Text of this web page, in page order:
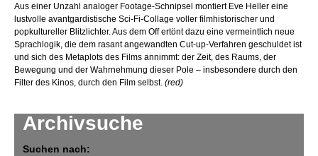
Archivsuche
Suchen nach:
Aus einer Unzahl analoger Footage-Schnipsel montiert Eve Heller eine
lustvolle avantgardistische Sci-Fi-Collage voller filmhistorischer und
popkultureller Blitzlichter. Aus dem Off ertönt dazu eine vermeintlich neue
Sprachlogik, die dem rasant angewandten Cut-up-Verfahren geschuldet ist
und sich des Metaplots des Films annimmt: der Zeit, des Raums, der
Bewegung und der Wahrnehmung dieser Pole – insbesondere durch den
Filter des Kinos, durch den Film selbst. (red)